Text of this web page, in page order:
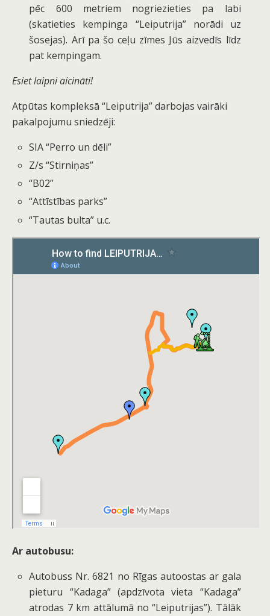
pēc 600 metriem nogriezieties pa labi
(skatieties kempinga “Leiputrija” norādi uz
šosejas). Arī pa šo ceļu zīmes Jūs aizvedīs līdz
pat kempingam.
Esiet laipni aicināti!
Atpūtas kompleksā “Leiputrija” darbojas vairāki
pakalpojumu sniedzēji:
SIA “Perro un dēli”
Z/s “Stirniņas”
“B02”
“Attīstības parks”
“Tautas bulta” u.c.
Ar autobusu:
Autobuss Nr. 6821 no Rīgas autoostas ar gala
pieturu “Kadaga” (apdzīvota vieta “Kadaga”
atrodas 7 km attālumā no “Leiputrijas”). Tālāk